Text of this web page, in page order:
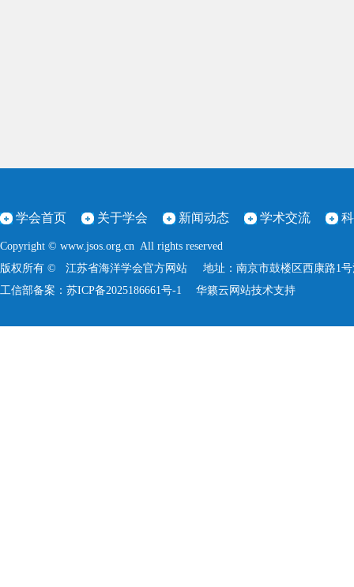
学会首页 关于学会 新闻动态 学术交流
Copyright © www.jsos.org.cn All rights reserved
版权所有 © 江苏省海洋学会官方网站 地址：南京市鼓楼区西康路1号
工信部备案： 苏ICP备2025186661号-1 华籁云 网站技术支持